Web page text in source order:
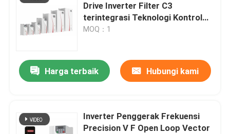
Rumah
Drive Inverter Filter C3
terintegrasi Teknologi Kontrol
Lanjutan
MOQ：1
Harga terbaik Hubungi kami
Inverter Penggerak Frekuensi
Precision V F Open Loop Vector